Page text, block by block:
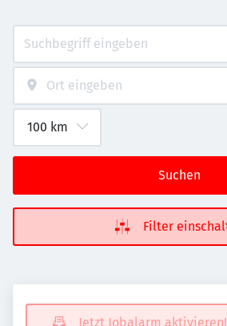
Suchen
Filter
Jetzt Jobalarm aktivieren!